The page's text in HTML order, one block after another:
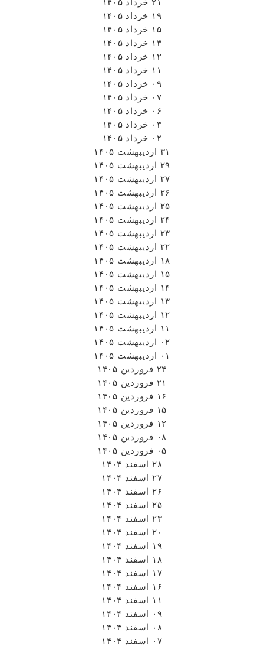
۲۱ خرداد ۱۴۰۵
۱۹ خرداد ۱۴۰۵
۱۵ خرداد ۱۴۰۵
۱۳ خرداد ۱۴۰۵
۱۲ خرداد ۱۴۰۵
۱۱ خرداد ۱۴۰۵
۰۹ خرداد ۱۴۰۵
۰۷ خرداد ۱۴۰۵
۰۶ خرداد ۱۴۰۵
۰۳ خرداد ۱۴۰۵
۰۲ خرداد ۱۴۰۵
۳۱ اردیبهشت ۱۴۰۵
۲۹ اردیبهشت ۱۴۰۵
۲۷ اردیبهشت ۱۴۰۵
۲۶ اردیبهشت ۱۴۰۵
۲۵ اردیبهشت ۱۴۰۵
۲۴ اردیبهشت ۱۴۰۵
۲۳ اردیبهشت ۱۴۰۵
۲۲ اردیبهشت ۱۴۰۵
۱۸ اردیبهشت ۱۴۰۵
۱۵ اردیبهشت ۱۴۰۵
۱۴ اردیبهشت ۱۴۰۵
۱۳ اردیبهشت ۱۴۰۵
۱۲ اردیبهشت ۱۴۰۵
۱۱ اردیبهشت ۱۴۰۵
۰۲ اردیبهشت ۱۴۰۵
۰۱ اردیبهشت ۱۴۰۵
۲۴ فروردین ۱۴۰۵
۲۱ فروردین ۱۴۰۵
۱۶ فروردین ۱۴۰۵
۱۵ فروردین ۱۴۰۵
۱۲ فروردین ۱۴۰۵
۰۸ فروردین ۱۴۰۵
۰۵ فروردین ۱۴۰۵
۲۸ اسفند ۱۴۰۴
۲۷ اسفند ۱۴۰۴
۲۶ اسفند ۱۴۰۴
۲۵ اسفند ۱۴۰۴
۲۳ اسفند ۱۴۰۴
۲۰ اسفند ۱۴۰۴
۱۹ اسفند ۱۴۰۴
۱۸ اسفند ۱۴۰۴
۱۷ اسفند ۱۴۰۴
۱۶ اسفند ۱۴۰۴
۱۱ اسفند ۱۴۰۴
۰۹ اسفند ۱۴۰۴
۰۸ اسفند ۱۴۰۴
۰۷ اسفند ۱۴۰۴